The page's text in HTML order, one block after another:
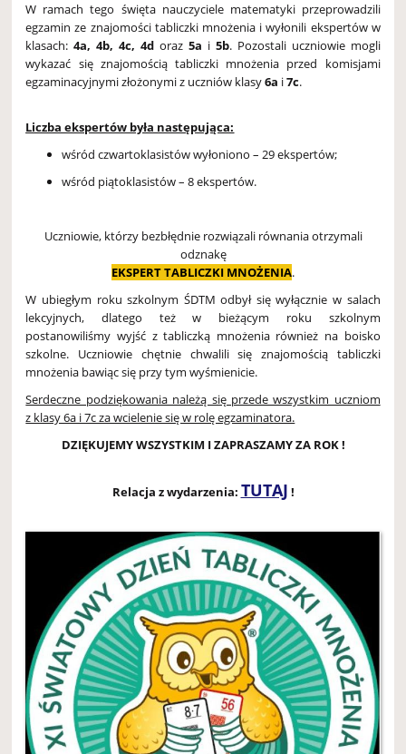
W ramach tego święta nauczyciele matematyki przeprowadzili
egzamin ze znajomości tabliczki mnożenia i wyłonili ekspertów w
klasach:4a, 4b, 4c, 4doraz 5a i 5b. Pozostali uczniowie mogli
wykazać się znajomością tabliczki mnożenia przed komisjami
egzaminacyjnymi złożonymi z uczniów klasy6a i7c.
Liczba ekspertów była następująca:
wśród czwartoklasistów wyłoniono – 29 ekspertów;
wśród piątoklasistów – 8 ekspertów.
Uczniowie, którzy bezbłędnie rozwiązali równania otrzymali
odznakę
EKSPERT TABLICZKI MNOŻENIA.
W ubiegłym roku szkolnym ŚDTM odbył się wyłącznie w salach
lekcyjnych, dlatego też w bieżącym roku szkolnym
postanowiliśmy wyjść z tabliczką mnożenia również na boisko
szkolne. Uczniowie chętnie chwalili się znajomością tabliczki
mnożenia bawiąc się przy tym wyśmienicie.
Serdeczne podziękowania należą się przede wszystkim uczniom
z klasy 6a i 7c za wcielenie się w rolę egzaminatora.
DZIĘKUJEMY WSZYSTKIM I ZAPRASZAMY ZA ROK !
Relacja z wydarzenia: TUTAJ !